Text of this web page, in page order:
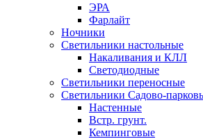
ЭРА
Фарлайт
Ночники
Светильники настольные
Накаливания и КЛЛ
Светодиодные
Светильники переносные
Светильники Садово-
Настенные
Встр. грунт.
Кемпинговые